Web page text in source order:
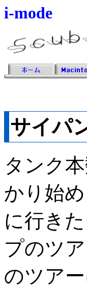
i-mode
サイパ
タンク
かり始
に行き
プのツ
のツア